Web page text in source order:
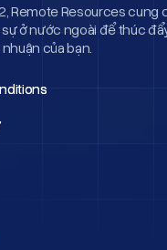
Remote Resources cung
ở nước ngoài để thúc
của bạn.